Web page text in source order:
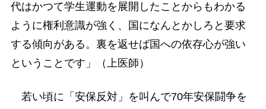
代はかつて学生運動を展開したことからもわかる
ように権利意識が強く、国になんとかしろと要求
する傾向がある。裏を返せば国への依存心が強い
ということです」（上医師）
若い頃に「安保反対」を叫んで70年安保闘争を